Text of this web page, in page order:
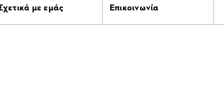
με εμάς Επικοινωνία